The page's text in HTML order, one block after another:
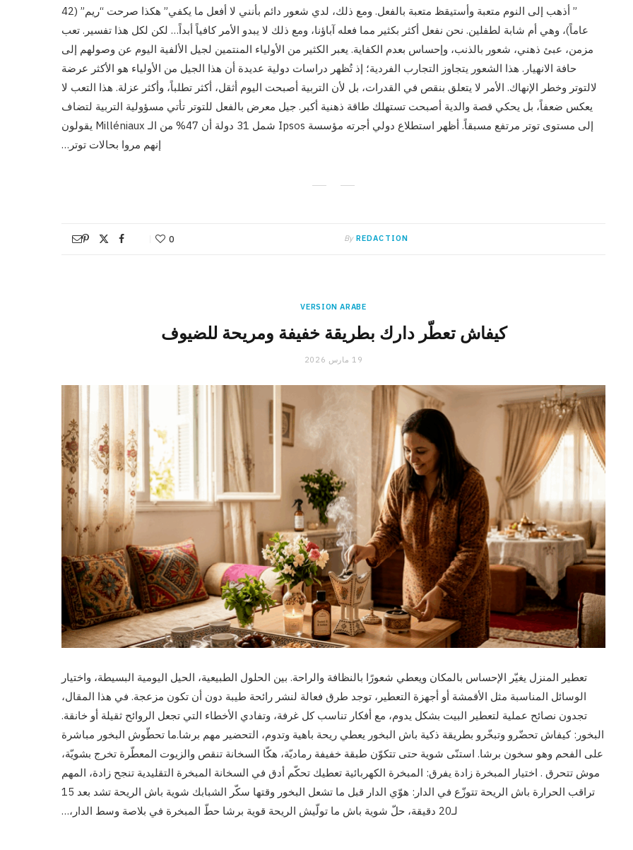
” أذهب إلى النوم متعبة وأستيقظ متعبة بالفعل. ومع ذلك، لدي شعور دائم بأنني لا أفعل ما يكفي” هكذا صرحت “ريم” (42
عاماً)، وهي أم شابة لطفلين. نحن نفعل أكثر بكثير مما فعله آباؤنا، ومع ذلك لا يبدو الأمر كافياً أبداً… لكن لكل هذا تفسير. تعب
مزمن، عبئ ذهني، شعور بالذنب، وإحساس بعدم الكفاية. يعبر الكثير من الأولياء المنتمين لجيل الألفية اليوم عن وصولهم إلى
حافة الانهيار. هذا الشعور يتجاوز التجارب الفردية؛ إذ تُظهر دراسات دولية عديدة أن هذا الجيل من الأولياء هو الأكثر عرضة
لالتوتر وخطر الإنهاك. الأمر لا يتعلق بنقص في القدرات، بل لأن التربية أصبحت اليوم أثقل، أكثر تطلباً، وأكثر عزلة. هذا التعب لا
يعكس ضعفاً، بل يحكي قصة والدية أصبحت تستهلك طاقة ذهنية أكبر. جيل معرض بالفعل للتوتر تأتي مسؤولية التربية لتضاف
إلى مستوى توتر مرتفع مسبقاً. أظهر استطلاع دولي أجرته مؤسسة Ipsos شمل 31 دولة أن 47% من الـ Milléniaux يقولون
إنهم مروا بحالات توتر…
By REDACTION
0
VERSION ARABE
كيفاش تعطّر دارك بطريقة خفيفة ومريحة للضيوف
19 مارس 2026
تعطير المنزل يغيّر الإحساس بالمكان ويعطي شعورًا بالنظافة والراحة. بين الحلول الطبيعية، الحيل اليومية البسيطة، واختيار
الوسائل المناسبة مثل الأقمشة أو أجهزة التعطير، توجد طرق فعالة لنشر رائحة طيبة دون أن تكون مزعجة. في هذا المقال،
تجدون نصائح عملية لتعطير البيت بشكل يدوم، مع أفكار تناسب كل غرفة، وتفادي الأخطاء التي تجعل الروائح ثقيلة أو خانقة.
البخور: كيفاش تحضّرو وتبخّرو بطريقة ذكية باش البخور يعطي ريحة باهية وتدوم، التحضير مهم برشا.ما تحطّوش البخور مباشرة
على الفحم وهو سخون برشا. استنّى شوية حتى تتكوّن طبقة خفيفة رماديّة، هكّا السخانة تنقص والزيوت المعطّرة تخرج بشويّة،
موش تتحرق . اختيار المبخرة زادة يفرق: المبخرة الكهربائية تعطيك تحكّم أدق في السخانة المبخرة التقليدية تنجح زادة، المهم
تراقب الحرارة باش الريحة تتوزّع في الدار: هوّي الدار قبل ما تشعل البخور وقتها سكّر الشبابك شوية باش الريحة تشد بعد 15
لـ20 دقيقة، حلّ شوية باش ما تولّيش الريحة قوية برشا حطّ المبخرة في بلاصة وسط الدار،…